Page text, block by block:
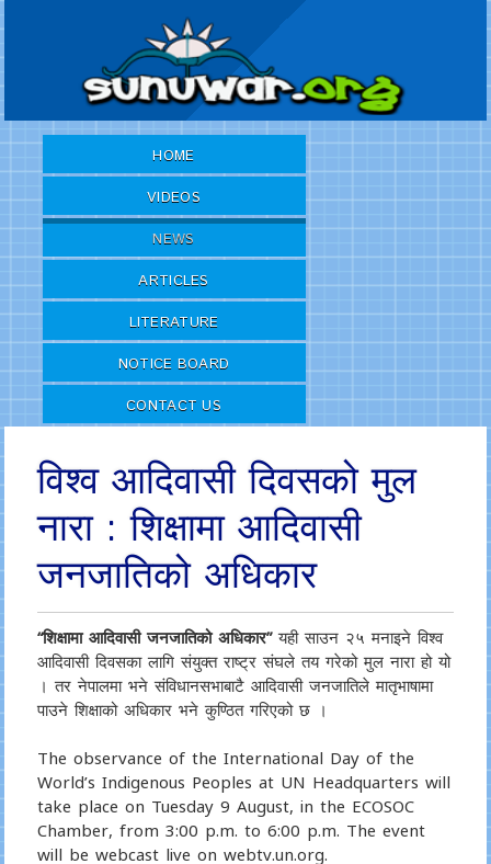
HOME
VIDEOS
NEWS
ARTICLES
LITERATURE
NOTICE BOARD
CONTACT US
विश्व आदिवासी दिवसको मुल
नारा : शिक्षामा आदिवासी
जनजातिको अधिकार
“शिक्षामा आदिवासी जनजातिको अधिकार”यही साउन २५ मनाइने विश्व
आदिवासी दिवसका लागि संयुक्त राष्ट्र संघले तय गरेको मुल नारा हो यो
। तर नेपालमा भने संविधानसभाबाटै आदिवासी जनजातिले मातृभाषामा
पाउने शिक्षाको अधिकार भने कुण्ठित गरिएको छ ।
The observance of the International Day of the
World’s Indigenous Peoples at UN Headquarters will
take place on Tuesday 9 August, in the ECOSOC
Chamber, from 3:00 p.m. to 6:00 p.m. The event
will be webcast live on webtv.un.org.